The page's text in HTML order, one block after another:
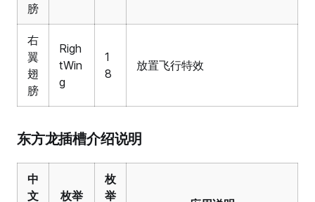
膀
右
翼
翅
膀
Righ
tWin
g
1
8
放置飞行特效
东方龙插槽介绍说明
中
文
枚举
枚
举